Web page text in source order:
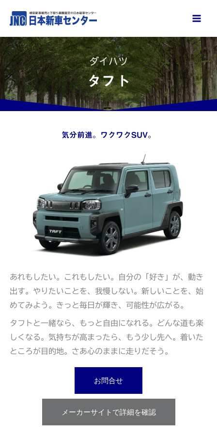
を
ス
キ
ッ
プ
ダイハツ
タフト
気分前進。ワクワクSUV。
あれもしたい。これもしたい。自分の「好き」が、動き
出す。やりたいことを、我慢しない。新しいことを、始
めてみよう。きっと毎日が輝き、可能性が広がる。
タフトと一緒なら、もっと自由になれる。どんな道も楽
しくなる。気持ちが高まったら、もう少し先へ。着いた
ところが目的地。さあ心のままに走りだそう。
お問合せ
メーカーサイトで詳細を確認